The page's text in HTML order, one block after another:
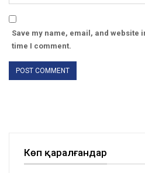
Save my name, email, and website
time I comment.
Көп қаралғандар